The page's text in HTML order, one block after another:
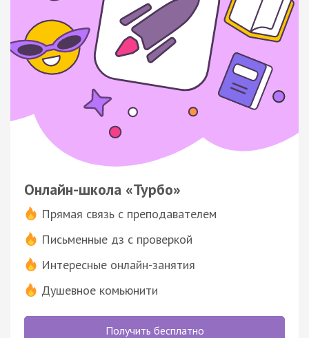
Онлайн-школа «Турбо»
Прямая связь с преподавателем
Письменные дз с проверкой
Интересные онлайн-занятия
Душевное комьюнити
Получить бесплатно